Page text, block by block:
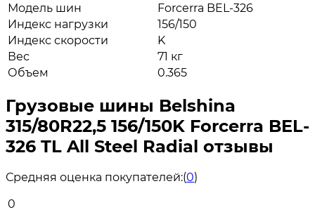
Модель шин
Forcerra BEL-326
Индекс нагрузки
156/150
Индекс скорости
K
Вес
71 кг
Объем
0.365
Грузовые шины Belshina
315/80R22,5 156/150K Forcerra BEL-
326 TL All Steel Radial отзывы
Средняя оценка покупателей:(0)
0